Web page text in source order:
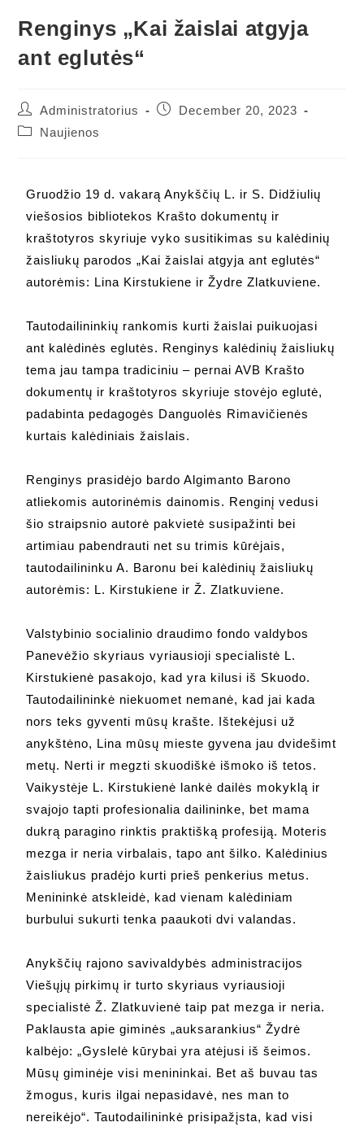
Renginys „Kai žaislai atgyja
ant eglutės“
Administratorius
December 20, 2023
Naujienos
Gruodžio 19 d. vakarą Anykščių L. ir S. Didžiulių
viešosios bibliotekos Krašto dokumentų ir
kraštotyros skyriuje vyko susitikimas su kalėdinių
žaisliukų parodos „Kai žaislai atgyja ant eglutės“
autorėmis: Lina Kirstukiene ir Žydre Zlatkuviene.
Tautodailininkių rankomis kurti žaislai puikuojasi
ant kalėdinės eglutės. Renginys kalėdinių žaisliukų
tema jau tampa tradiciniu – pernai AVB Krašto
dokumentų ir kraštotyros skyriuje stovėjo eglutė,
padabinta pedagogės Danguolės Rimavičienės
kurtais kalėdiniais žaislais.
Renginys prasidėjo bardo Algimanto Barono
atliekomis autorinėmis dainomis. Renginį vedusi
šio straipsnio autorė pakvietė susipažinti bei
artimiau pabendrauti net su trimis kūrėjais,
tautodailininku A. Baronu bei kalėdinių žaisliukų
autorėmis: L. Kirstukiene ir Ž. Zlatkuviene.
Valstybinio socialinio draudimo fondo valdybos
Panevėžio skyriaus vyriausioji specialistė L.
Kirstukienė pasakojo, kad yra kilusi iš Skuodo.
Tautodailininkė niekuomet nemanė, kad jai kada
nors teks gyventi mūsų krašte. Ištekėjusi už
anykštėno, Lina mūsų mieste gyvena jau dvidešimt
metų. Nerti ir megzti skuodiškė išmoko iš tetos.
Vaikystėje L. Kirstukienė lankė dailės mokyklą ir
svajojo tapti profesionalia dailininke, bet mama
dukrą paragino rinktis praktišką profesiją. Moteris
mezga ir neria virbalais, tapo ant šilko. Kalėdinius
žaisliukus pradėjo kurti prieš penkerius metus.
Menininkė atskleidė, kad vienam kalėdiniam
burbului sukurti tenka paaukoti dvi valandas.
Anykščių rajono savivaldybės administracijos
Viešųjų pirkimų ir turto skyriaus vyriausioji
specialistė Ž. Zlatkuvienė taip pat mezga ir neria.
Paklausta apie giminės „auksarankius“ Žydrė
kalbėjo: „Gyslelė kūrybai yra atėjusi iš šeimos.
Mūsų giminėje visi menininkai. Bet aš buvau tas
žmogus, kuris ilgai nepasidavė, nes man to
nereikėjo“. Tautodailininkė prisipažįsta, kad visi